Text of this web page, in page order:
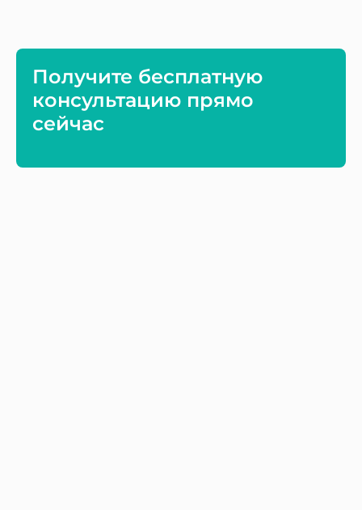
Получите бесплатную
консультацию прямо
сейчас